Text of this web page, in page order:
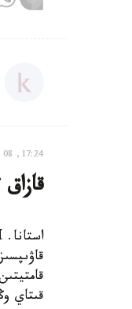
17:24, 08 تامىز 2026
قىتاي